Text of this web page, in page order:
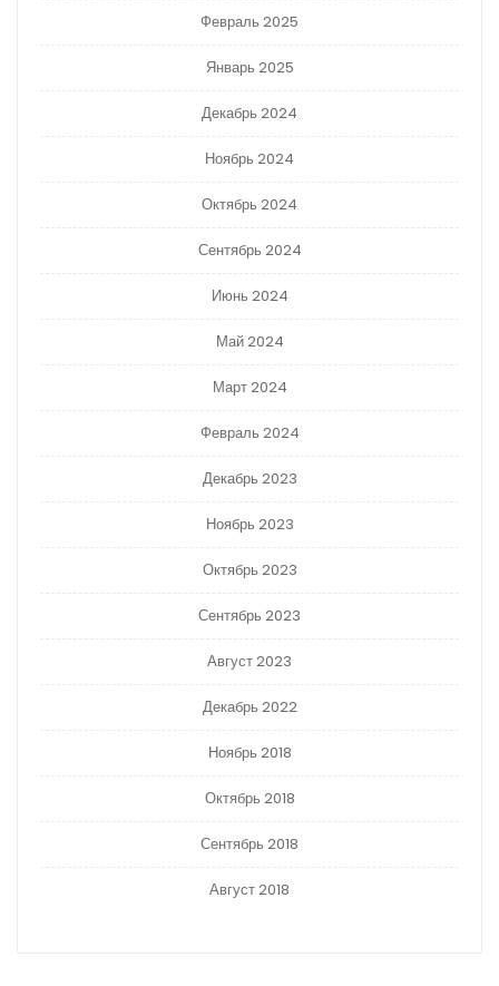
Февраль 2025
Январь 2025
Декабрь 2024
Ноябрь 2024
Октябрь 2024
Сентябрь 2024
Июнь 2024
Май 2024
Март 2024
Февраль 2024
Декабрь 2023
Ноябрь 2023
Октябрь 2023
Сентябрь 2023
Август 2023
Декабрь 2022
Ноябрь 2018
Октябрь 2018
Сентябрь 2018
Август 2018